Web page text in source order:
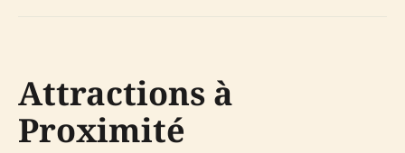
Attractions à
Proximité